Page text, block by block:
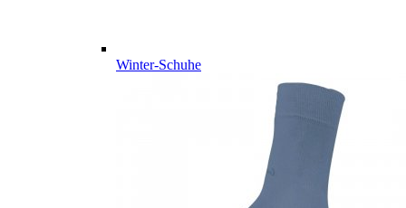
Winter-Schuhe